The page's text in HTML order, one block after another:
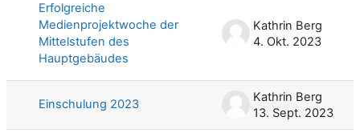
Erfolgreiche
Medienprojektwoche der
Mittelstufen des
Hauptgebäudes
Kathrin Berg
4. Okt. 2023
Einschulung 2023
Kathrin Berg
13. Sept. 2023